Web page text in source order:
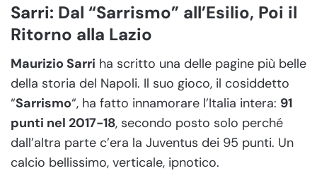
Sarri: Dal “Sarrismo” all’Esilio, Poi il
Ritorno alla Lazio
Maurizio Sarri ha scritto una delle pagine più belle
della storia del Napoli. Il suo gioco, il cosiddetto
“Sarrismo“, ha fatto innamorare l’Italia intera: 91
punti nel 2017-18, secondo posto solo perché
dall’altra parte c’era la Juventus dei 95 punti. Un
calcio bellissimo, verticale, ipnotico.